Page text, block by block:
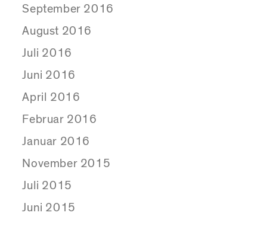
September 2016
August 2016
Juli 2016
Juni 2016
April 2016
Februar 2016
Januar 2016
November 2015
Juli 2015
Juni 2015